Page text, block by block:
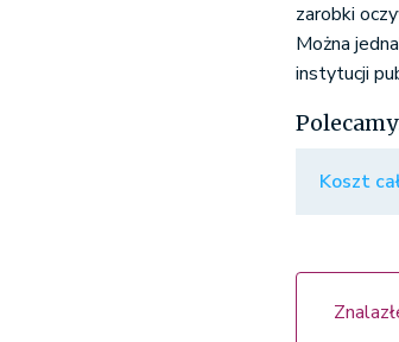
zarobki
Można
instytucji
Koszt